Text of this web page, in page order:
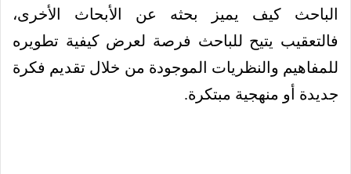
الباحث كيف يميز بحثه عن الأبحاث الأخرى،
فالتعقيب يتيح للباحث فرصة لعرض كيفية تطويره
للمفاهيم والنظريات الموجودة من خلال تقديم فكرة
جديدة أو منهجية مبتكرة.